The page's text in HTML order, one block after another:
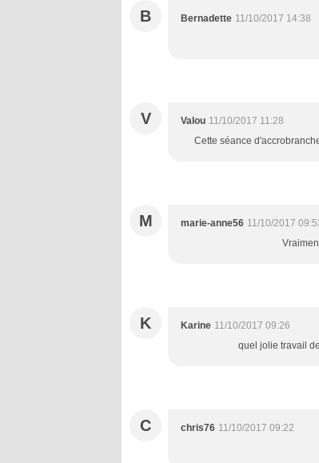
B Bernadette 11/10/2017 14:38
V Valou 11/10/2017 11:28
Cette séance
M marie-anne56 11/10/2017
K Karine 11/10/2017 09:26
quel jolie travail
C chris76 11/10/2017 09:22